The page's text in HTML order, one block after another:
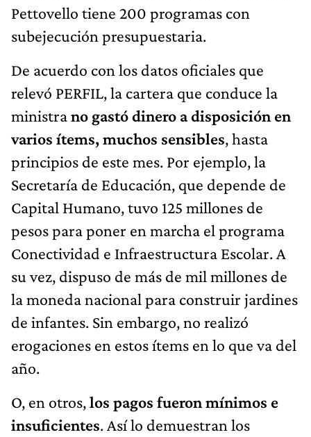
Pettovello tiene 200 programas con
subejecución presupuestaria.
De acuerdo con los datos oficiales que
relevó PERFIL, la cartera que conduce la
ministrano gastó dinero a disposición en
varios ítems, muchos sensibles, hasta
principios de este mes. Por ejemplo, la
Secretaría de Educación, que depende de
Capital Humano, tuvo 125 millones de
pesos para poner en marcha el programa
Conectividad e Infraestructura Escolar. A
su vez, dispuso de más de mil millones de
la moneda nacional para construir jardines
de infantes. Sin embargo, no realizó
erogaciones en estos ítems en lo que va del
año.
O, en otros,los pagos fueron mínimos e
insuficientes. Así lo demuestran los